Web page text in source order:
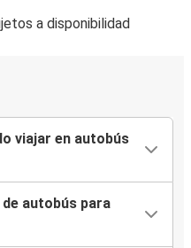
a disponibilidad
viajar en autobús
autobús para